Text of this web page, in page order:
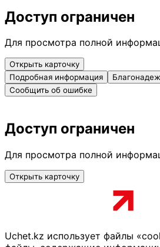
Доступ ограничен
Для просмотра полной
Открыть карточку
Подробная информация
Сообщить об ошибке
Доступ ограничен
Для просмотра полной
Открыть карточку
Uchet.kz использует файлы